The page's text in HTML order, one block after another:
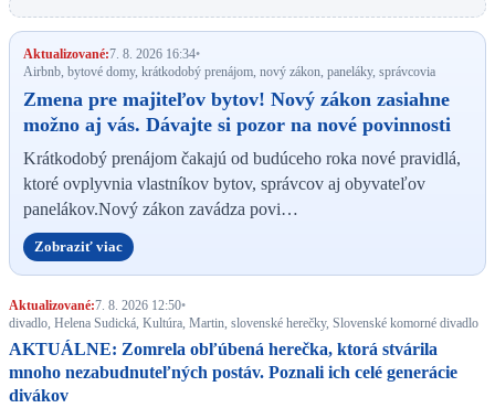
Aktualizované:7. 8. 2026 16:34•
Airbnb, bytové domy, krátkodobý prenájom, nový zákon, paneláky, správcovia
Zmena pre majiteľov bytov! Nový zákon zasiahne
možno aj vás. Dávajte si pozor na nové povinnosti
Krátkodobý prenájom čakajú od budúceho roka nové pravidlá,
ktoré ovplyvnia vlastníkov bytov, správcov aj obyvateľov
panelákov.Nový zákon zavádza povi…
Zobraziť viac
Aktualizované:7. 8. 2026 12:50•
divadlo, Helena Sudická, Kultúra, Martin, slovenské herečky, Slovenské komorné divadlo
AKTUÁLNE: Zomrela obľúbená herečka, ktorá stvárila
mnoho nezabudnuteľných postáv. Poznali ich celé generácie
divákov